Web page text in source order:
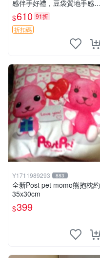
感伴手好禮，豆袋質地手感
佳，抱枕小熊 recom 推薦 白
色豆袋 玩具
$610 91折
折扣碼
Y1711989293 883
全新Post pet momo熊抱枕約
35x30cm
$399